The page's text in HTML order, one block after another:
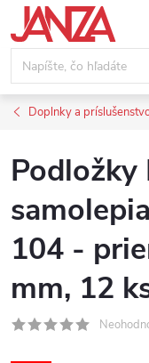
Prejsť na obsah
Doplnky a
Podložky
104 -
mm, 12